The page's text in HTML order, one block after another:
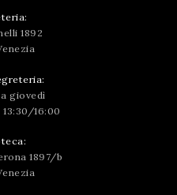
1892
giovedì
16:00
1897/b